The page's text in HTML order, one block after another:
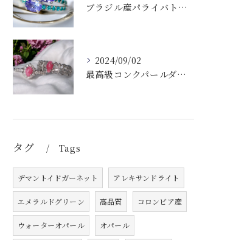
ブラジル産パライバトルマリンタンザナイトレア✨MONAコレクション
2024/09/02
最高級コンクパールダイヤモンドリングシリーズ
タグ Tags
デマントイドガーネット アレキサンドライト
エメラルドグリーン 高品質 コロンビア産
ウォーターオパール オパール